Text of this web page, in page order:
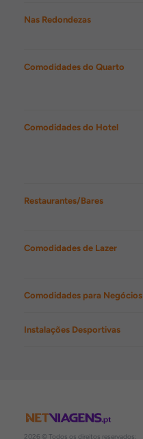
Nas Redondezas
Comodidades do Quarto
Comodidades do Hotel
Restaurantes/Bares
Comodidades de Lazer
Comodidades para Negócios
Instalações Desportivas
2026 © Todos os direitos reservados: